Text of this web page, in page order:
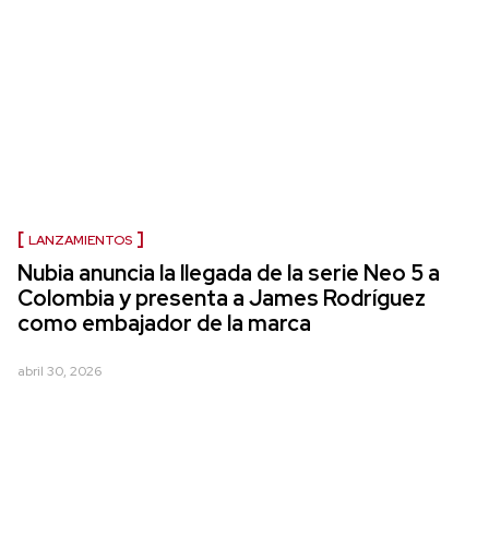
LANZAMIENTOS
Nubia anuncia la llegada de la serie Neo 5 a
Colombia y presenta a James Rodríguez
como embajador de la marca
abril 30, 2026